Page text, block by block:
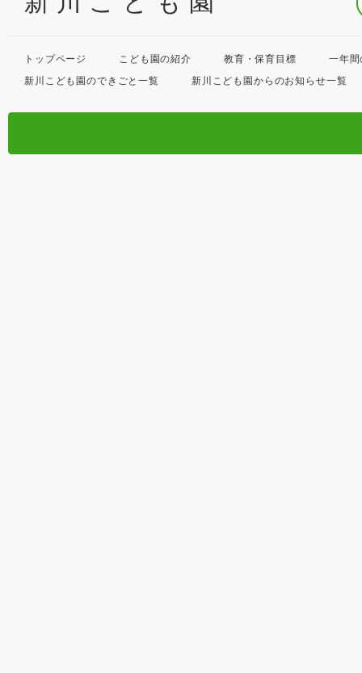
トップページ こども園の紹介 教育・保育目標
一年
新川こども園のできごと一覧
新川こども園からのお知らせ一覧